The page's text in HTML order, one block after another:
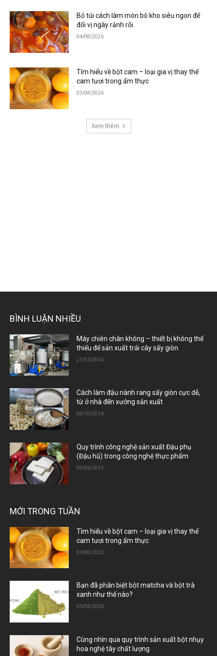
Bỏ túi cách làm món bò kho siêu ngon để
đổi vị ngày rảnh rỗi
04/08/2026
Tìm hiểu về bột cam – loại gia vị thay thế
cam tươi trong ẩm thực
03/08/2026
Xem thêm
BÌNH LUẬN NHIỀU
Máy chiên chân không – thiết bị không thể
thiếu để sản xuất trái cây sấy giòn
21/07/2014
Cách làm đậu nành rang sấy giòn cực dễ,
từ ở nhà đến xưởng sản xuất
08/10/2014
Quy trình công nghệ sản xuất Đậu phụ
(Đậu hũ) trong công nghệ thực phẩm
09/06/2013
MỚI TRONG TUẦN
Tìm hiểu về bột cam – loại gia vị thay thế
cam tươi trong ẩm thực
03/08/2026
Bạn đã phân biệt bột matcha và bột trà
xanh như thế nào?
05/08/2026
Cùng nhìn qua quy trình sản xuất bột nhụy
hoa nghệ tây chất lượng